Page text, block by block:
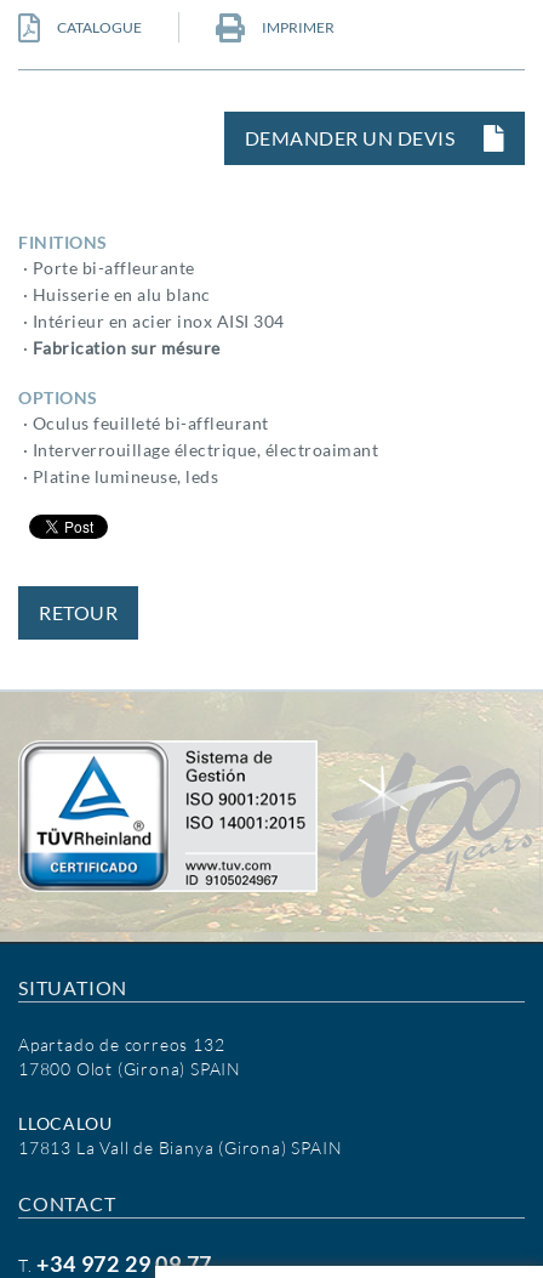
CATALOGUE IMPRIMER
DEMANDER UN DEVIS
FINITIONS
· Porte bi-affleurante
· Huisserie en alu blanc
· Intérieur en acier inox AISI 304
· Fabrication sur mésure
OPTIONS
· Oculus feuilleté bi-affleurant
· Interverrouillage électrique, électroaimant
· Platine lumineuse, leds
RETOUR
SITUATION
Apartado de correos 132
17800 Olot (Girona) SPAIN
LLOCALOU
17813 La Vall de Bianya (Girona) SPAIN
CONTACT
T.+34 972 29 09 77